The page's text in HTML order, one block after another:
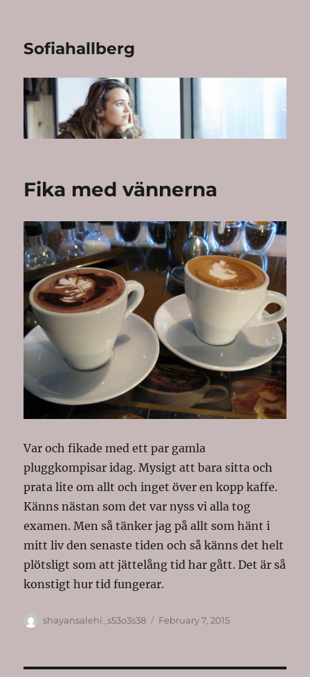
Sofiahallberg
Fika med vännerna
Var och fikade med ett par gamla
pluggkompisar idag. Mysigt att bara sitta och
prata lite om allt och inget över en kopp kaffe.
Känns nästan som det var nyss vi alla tog
examen. Men så tänker jag på allt som hänt i
mitt liv den senaste tiden och så känns det helt
plötsligt som att jättelång tid har gått. Det är så
konstigt hur tid fungerar.
Author
shayansalehi_s53o3s38
Posted
February 7, 2015